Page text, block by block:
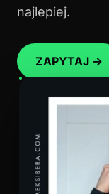
najlepiej.
ZAPYTAJ →